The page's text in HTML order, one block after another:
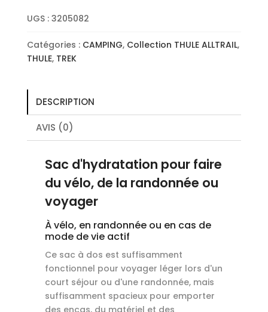
BACKPACK
22L
Black
UGS : 3205082
Catégories : CAMPING, Collection THULE ALLTRAIL,
THULE, TREK
DESCRIPTION
AVIS (0)
Sac d'hydratation pour faire
du vélo, de la randonnée ou
voyager
À vélo, en randonnée ou en cas de
mode de vie actif
Ce sac à dos est suffisamment
fonctionnel pour voyager léger lors d'un
court séjour ou d'une randonnée, mais
suffisamment spacieux pour emporter